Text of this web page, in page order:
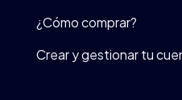
¿Cómo comprar?
Crear y gestionar tu